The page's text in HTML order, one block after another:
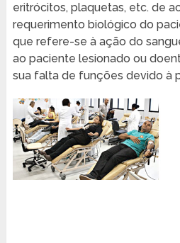
eritrócitos, plaquetas, etc. de
requerimento biológico do
que refere-se à ação do
ao paciente lesionado ou
sua falta de funções devido à